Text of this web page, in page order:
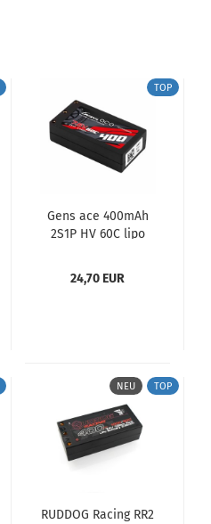
TOP
Gens ace 400mAh
2S1P HV 60C lipo
24,70 EUR
NEU TOP
RUDDOG Racing RR2